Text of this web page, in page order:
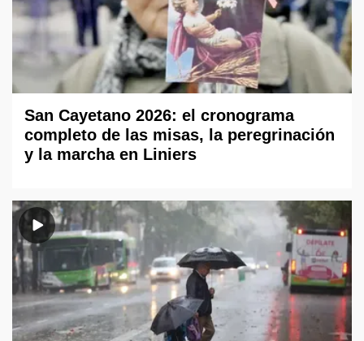
San Cayetano 2026: el cronograma
completo de las misas, la peregrinación
y la marcha en Liniers